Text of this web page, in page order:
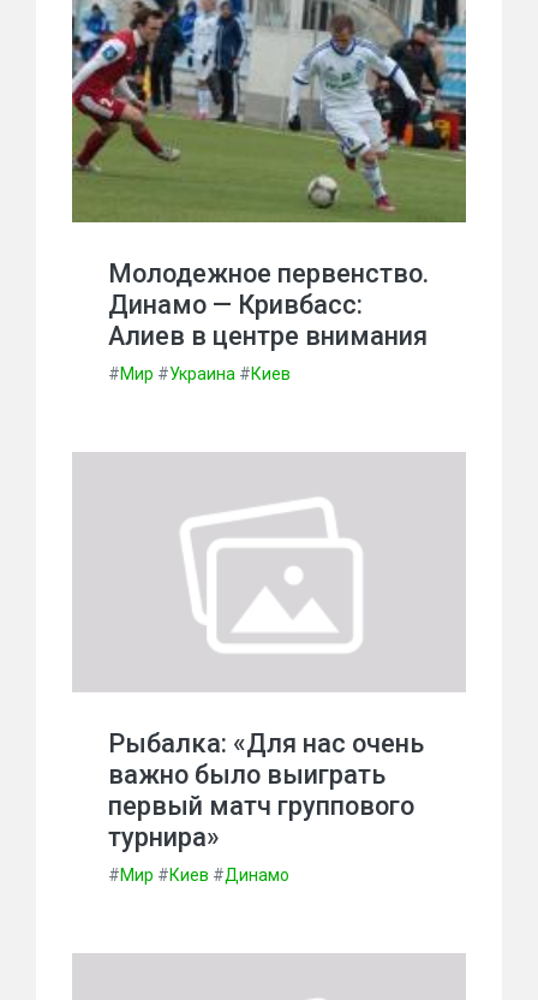
Молодежное первенство.
Динамо — Кривбасс:
Алиев в центре внимания
#Мир #Украина #Киев
Рыбалка: «Для нас очень
важно было выиграть
первый матч группового
турнира»
#Мир #Киев #Динамо